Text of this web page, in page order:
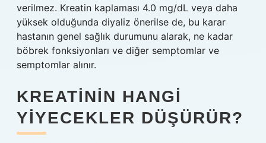
verilmez. Kreatin kaplaması 4.0 mg/dL veya daha
yüksek olduğunda diyaliz önerilse de, bu karar
hastanın genel sağlık durumunu alarak, ne kadar
böbrek fonksiyonları ve diğer semptomlar ve
semptomlar alınır.
KREATININ HANGI
YIYECEKLER DÜŞÜRÜR?